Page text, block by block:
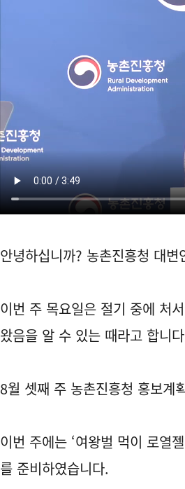
안녕하십니까? 농촌진흥청 대
이번 주 목요일은 절기 중에 처
왔음을 알 수 있는 때라고 합니
8월 셋째 주 농촌진흥청 홍보계
이번 주에는 ‘여왕벌 먹이 로열
를 준비하였습니다.